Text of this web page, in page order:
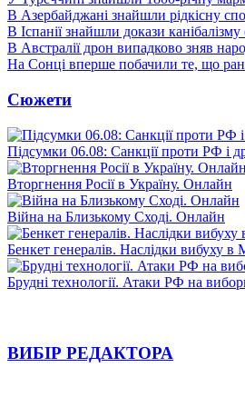
В Азербайджані знайшли рідкісну
В Іспанії знайшли докази
В Австралії дрон випадково зняв
На Сонці вперше побачили те, що
Сюжети
Підсумки 06.08: Санкції проти РФ і
Вторгнення Росії в Україну. Онлайн
Війна на Близькому Сході. Онлайн
Бенкет генералів. Наслідки вибуху в
Брудні технології. Атаки РФ на
ВИБІР РЕДАКТОРА